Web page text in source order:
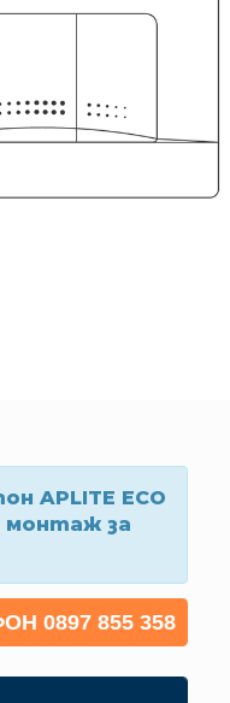
APLITE ECO
монтаж за
0897 855 358